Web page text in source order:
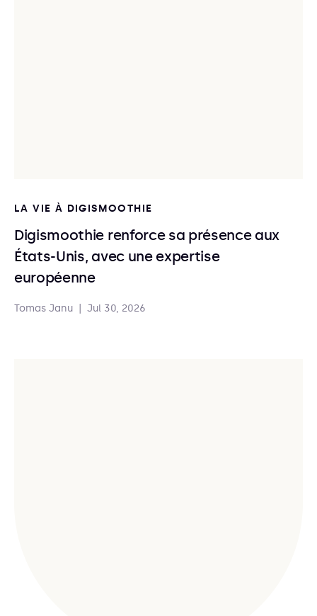
LA VIE À DIGISMOOTHIE
Digismoothie renforce sa présence aux
États-Unis, avec une expertise
européenne
Tomas Janu Jul 30, 2026